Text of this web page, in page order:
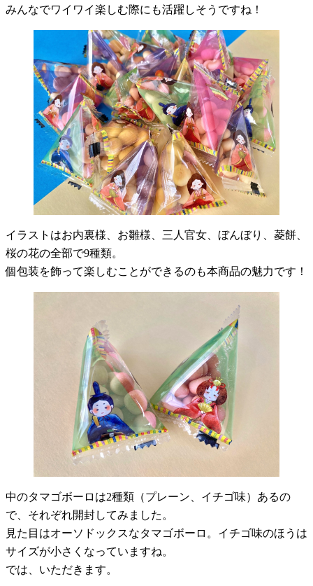
みんなでワイワイ楽しむ際にも活躍しそうですね！
イラストはお内裏様、お雛様、三人官女、ぼんぼり、菱餅、
桜の花の全部で9種類。
個包装を飾って楽しむことができるのも本商品の魅力です！
中のタマゴボーロは2種類（プレーン、イチゴ味）あるの
で、それぞれ開封してみました。
見た目はオーソドックスなタマゴボーロ。イチゴ味のほうは
サイズが小さくなっていますね。
では、いただきます。